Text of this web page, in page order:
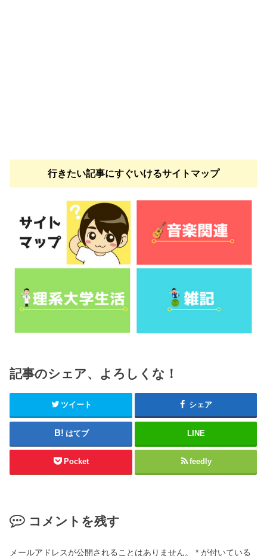
行きたい記事にすぐいけるサイトマップ
記事のシェア、よろしくな！
ツイート シェア
はてブ LINE
Pocket feedly
コメントを残す
メールアドレスが公開されることはありません。 * が付いている